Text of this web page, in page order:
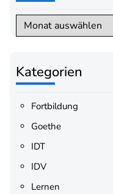
Archiv
Kategorien
Fortbildung
Goethe
IDT
IDV
Lernen